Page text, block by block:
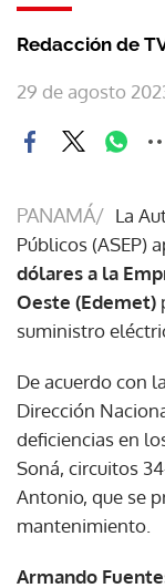
Redacción de
29 de agosto
PANAMÁ/ La
Públicos (ASEP)
dólares a la
Oeste (Edemet)
suministro
De acuerdo con
Dirección
deficiencias en
Soná, circuitos
Antonio, que se
mantenimiento.
Armando